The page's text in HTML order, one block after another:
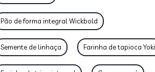
Pão de forma integral Wickbold
Semente de linhaça Farinha de tapioca Yoki